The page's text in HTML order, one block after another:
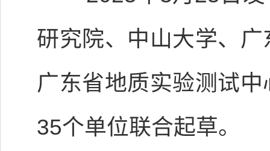
研究院、中山大学、
广东省地质实验测试
35个单位联合起草。